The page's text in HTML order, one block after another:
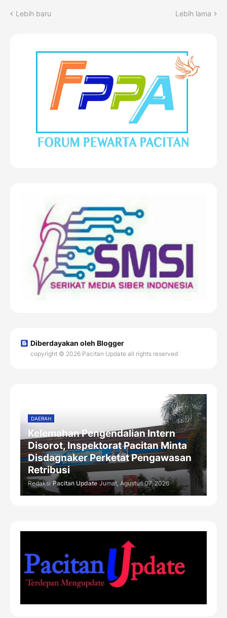
Lebih baru Lebih lama
Diberdayakan oleh Blogger
copyright © 2026 Pacitan Update all rights reserved
DAERAH
Kelemahan Pengendalian Intern
Disorot, Inspektorat Pacitan Minta
Disdagnaker Perketat Pengawasan
Retribusi
Redaksi Pacitan Update Jumat, Agustus 07, 2026